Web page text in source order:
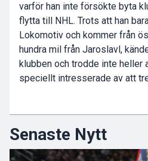
varför han inte försökte byta
flytta till NHL. Trots att han
Lokomotiv och kommer från
hundra mil från Jaroslavl,
klubben och trodde inte heller
speciellt intresserade av att
Senaste Nytt